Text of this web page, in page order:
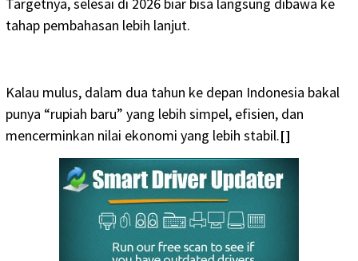
tahap pembahasan lebih lanjut.
Kalau mulus, dalam dua tahun ke depan Indonesia bakal
punya “rupiah baru” yang lebih simpel, efisien, dan
mencerminkan nilai ekonomi yang lebih stabil.[]